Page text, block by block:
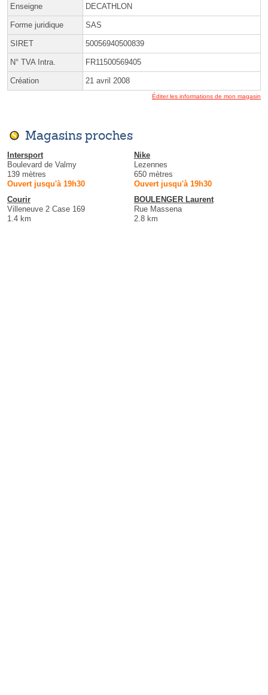
Enseigne DECATHLON
Forme juridique SAS
SIRET 50056940500839
N° TVA Intra. FR11500569405
Création 21 avril 2008
Éditer les informations de mon magasin
Magasins proches
Intersport
Boulevard de Valmy
139 mètres
Ouvert jusqu'à 19h30
Nike
Lezennes
650 mètres
Ouvert jusqu'à 19h30
Courir
Villeneuve 2 Case 169
1.4 km
BOULENGER Laurent
Rue Massena
2.8 km